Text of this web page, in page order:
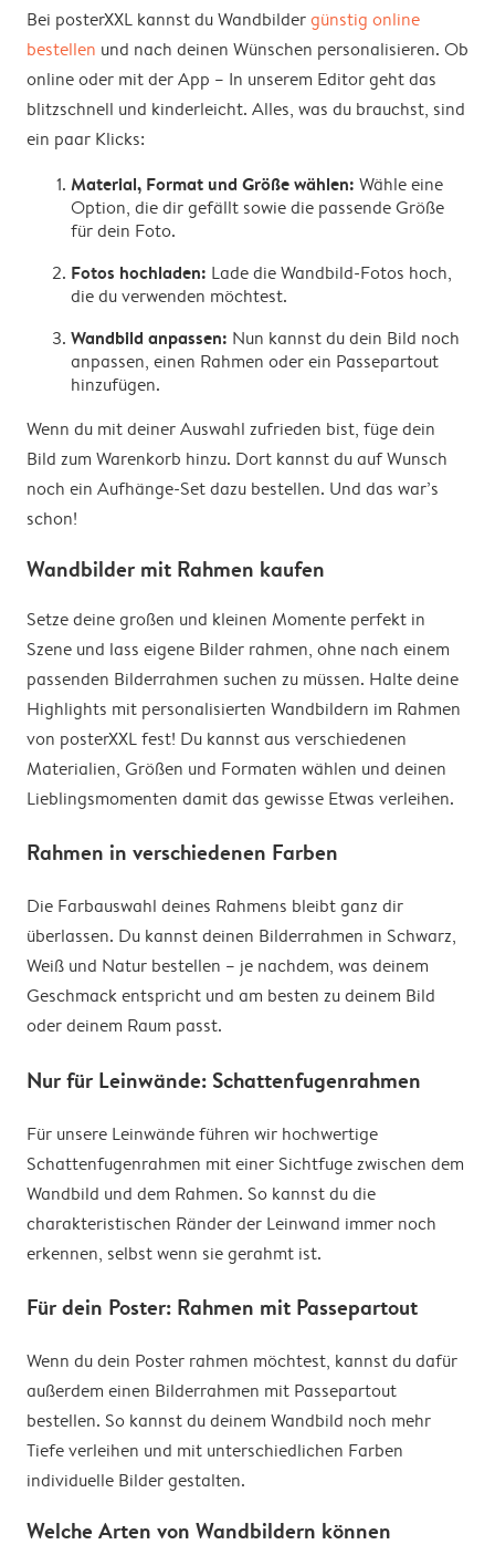
Bei posterXXL kannst du Wandbildergünstig online
bestellen und nach deinen Wünschen personalisieren. Ob
online oder mit der App – In unserem Editor geht das
blitzschnell und kinderleicht. Alles, was du brauchst, sind
ein paar Klicks:
Material, Format und Größe wählen: Wähle eine
Option, die dir gefällt sowie die passende Größe
für dein Foto.
Fotos hochladen: Lade die Wandbild-Fotos hoch,
die du verwenden möchtest.
Wandbild anpassen: Nun kannst du dein Bild noch
anpassen, einen Rahmen oder ein Passepartout
hinzufügen.
Wenn du mit deiner Auswahl zufrieden bist, füge dein
Bild zum Warenkorb hinzu. Dort kannst du auf Wunsch
noch ein Aufhänge-Set dazu bestellen. Und das war’s
schon!
Wandbilder mit Rahmen kaufen
Setze deine großen und kleinen Momente perfekt in
Szene und lass eigene Bilder rahmen, ohne nach einem
passenden Bilderrahmen suchen zu müssen. Halte deine
Highlights mit personalisierten Wandbildern im Rahmen
von posterXXL fest! Du kannst aus verschiedenen
Materialien, Größen und Formaten wählen und deinen
Lieblingsmomenten damit das gewisse Etwas verleihen.
Rahmen in verschiedenen Farben
Die Farbauswahl deines Rahmens bleibt ganz dir
überlassen. Du kannst deinen Bilderrahmen in Schwarz,
Weiß und Natur bestellen – je nachdem, was deinem
Geschmack entspricht und am besten zu deinem Bild
oder deinem Raum passt.
Nur für Leinwände: Schattenfugenrahmen
Für unsere Leinwände führen wir hochwertige
Schattenfugenrahmen mit einer Sichtfuge zwischen dem
Wandbild und dem Rahmen. So kannst du die
charakteristischen Ränder der Leinwand immer noch
erkennen, selbst wenn sie gerahmt ist.
Für dein Poster: Rahmen mit Passepartout
Wenn du dein Poster rahmen möchtest, kannst du dafür
außerdem einen Bilderrahmen mit Passepartout
bestellen. So kannst du deinem Wandbild noch mehr
Tiefe verleihen und mit unterschiedlichen Farben
individuelle Bilder gestalten.
Welche Arten von Wandbildern können